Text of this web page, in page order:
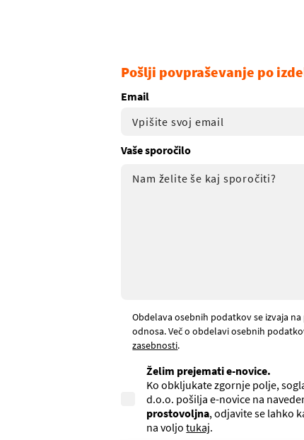
Pošlji povpraševanje po
Email
Vaše sporočilo
Obdelava osebnih podatkov se izvaja
odnosa. Več o obdelavi osebnih
zasebnosti.
Želim prejemati e-novice.
Ko obkljukate zgornje polje,
d.o.o. pošilja e-novice na
prostovoljna, odjavite se lahko
na voljotukaj.